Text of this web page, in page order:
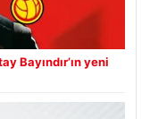
Bayındır’ın yeni